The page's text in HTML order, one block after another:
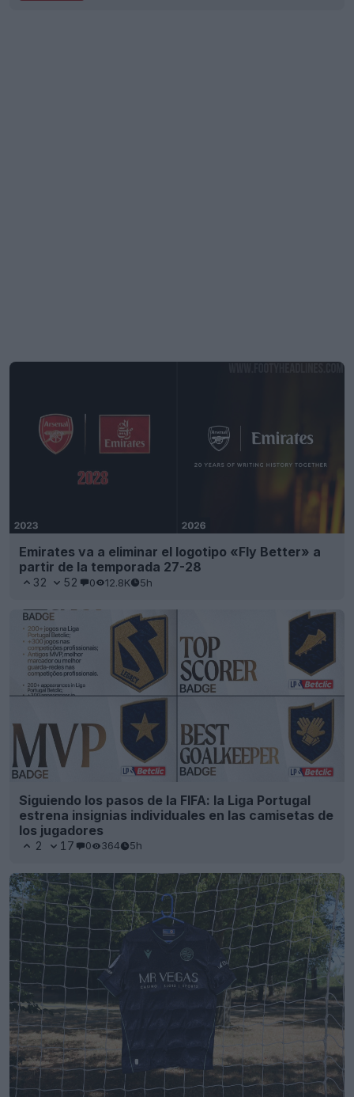
Emirates va a eliminar el logotipo «Fly Better» a
partir de la temporada 27-28
32 52 0 12.8K 5h
Siguiendo los pasos de la FIFA: la Liga Portugal
estrena insignias individuales en las camisetas de
los jugadores
2 17 0 364 5h